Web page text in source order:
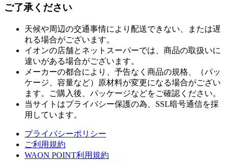
ご了承ください
天候や周辺の交通事情により配送できない、または遅
れる場合がございます。
イオンの店舗とネットスーパーでは、商品の取扱いに
違いがある場合がございます。
メーカーの都合により、予告なく商品の規格、（パッ
ケージ、容量など）原材料が変更になる場合がござい
ます。ご購入後、パッケージなどをご確認ください。
当サイトはプライバシー保護の為、SSL暗号通信を採
用しています。
プライバシーポリシー
ご利用規約
WAON POINT利用規約